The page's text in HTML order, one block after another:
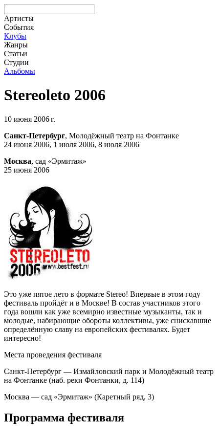
Артисты
События
Клубы
Жанры
Статьи
Студии
Альбомы
Stereoleto 2006
10 июня 2006 г.
Санкт-Петербург, Молодёжный театр на Фонтанке
24 июня 2006, 1 июля 2006, 8 июля 2006
Москва, сад «Эрмитаж»
25 июня 2006
Это уже пятое лето в формате Stereo! Впервые в этом году
фестиваль пройдёт и в Москве! В состав участников этого
года вошли как уже всемирно известные музыканты, так и
молодые, набирающие обороты коллективы, уже снискавшие
определённую славу на европейских фестивалях. Будет
интересно!
Места проведения фестиваля
Санкт-Петербург — Измайловский парк и Молодёжный театр
на Фонтанке (наб. реки Фонтанки, д. 114)
Москва — сад «Эрмитаж» (Каретный ряд, 3)
Программа фестиваля